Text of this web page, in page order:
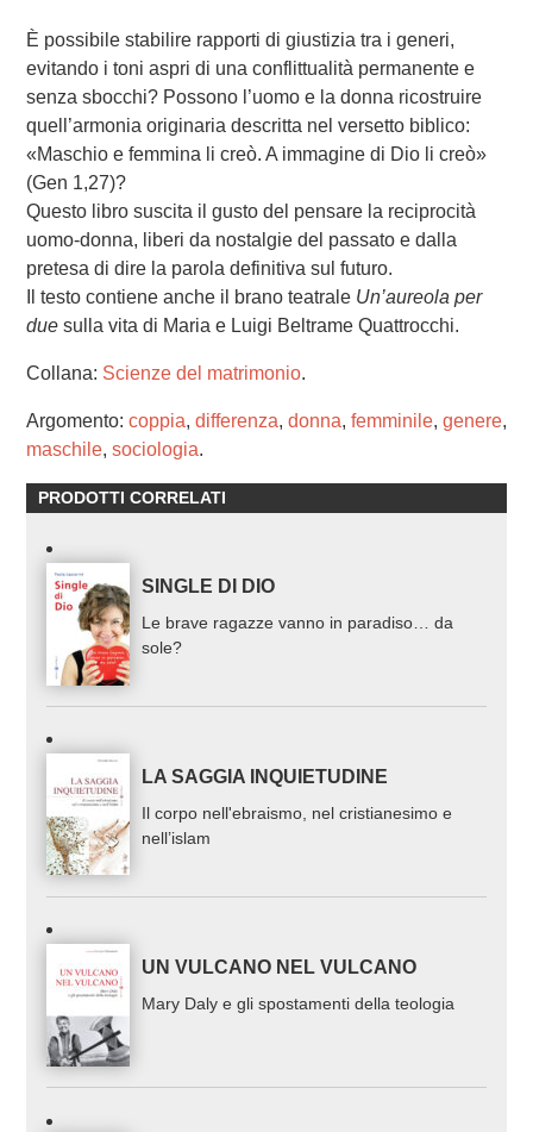
È possibile stabilire rapporti di giustizia tra i generi,
evitando i toni aspri di una conflittualità permanente e
senza sbocchi? Possono l’uomo e la donna ricostruire
quell’armonia originaria descritta nel versetto biblico:
«Maschio e femmina li creò. A immagine di Dio li creò»
(Gen 1,27)?
Questo libro suscita il gusto del pensare la reciprocità
uomo-donna, liberi da nostalgie del passato e dalla
pretesa di dire la parola definitiva sul futuro.
Il testo contiene anche il brano teatrale Un’aureola per
duesulla vita di Maria e Luigi Beltrame Quattrocchi.
Collana: Scienze del matrimonio.
Argomento: coppia, differenza, donna, femminile, genere,
maschile, sociologia.
PRODOTTI CORRELATI
SINGLE DI DIO
Le brave ragazze vanno in paradiso… da
sole?
LA SAGGIA INQUIETUDINE
Il corpo nell'ebraismo, nel cristianesimo e
nell’islam
UN VULCANO NEL VULCANO
Mary Daly e gli spostamenti della teologia